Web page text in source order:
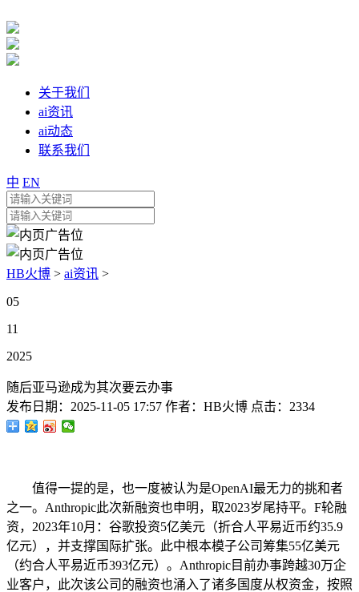
关于我们
ai资讯
ai动态
联系我们
中 EN
HB火博 > ai资讯 >
05
11
2025
随后亚马逊成为其次要云办事
发布日期： 2025-11-05 17:57 作者： HB火博 点击： 2334
值得一提的是，也一度被认为是OpenAI最无力的挑和者
之一。Anthropic此次新融资也申明，取2023岁尾持平。F轮融
资，2023年10月：谷歌投资5亿美元（折合人平易近币约35.9
亿元），并支撑国际扩张。此中根本模子公司筹集55亿美元
（约合人平易近币393亿元）。Anthropic目前办事跨越30万企
业客户，此次该公司的融资也涌入了诸多国度从权资金，按照